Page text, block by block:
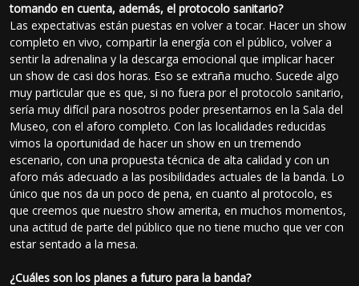
tomando en cuenta, además, el protocolo sanitario?
Las expectativas están puestas en volver a tocar. Hacer un show
completo en vivo, compartir la energía con el público, volver a
sentir la adrenalina y la descarga emocional que implicar hacer
un show de casi dos horas. Eso se extraña mucho. Sucede algo
muy particular que es que, si no fuera por el protocolo sanitario,
sería muy difícil para nosotros poder presentarnos en la Sala del
Museo, con el aforo completo. Con las localidades reducidas
vimos la oportunidad de hacer un show en un tremendo
escenario, con una propuesta técnica de alta calidad y con un
aforo más adecuado a las posibilidades actuales de la banda. Lo
único que nos da un poco de pena, en cuanto al protocolo, es
que creemos que nuestro show amerita, en muchos momentos,
una actitud de parte del público que no tiene mucho que ver con
estar sentado a la mesa.
¿Cuáles son los planes a futuro para la banda?